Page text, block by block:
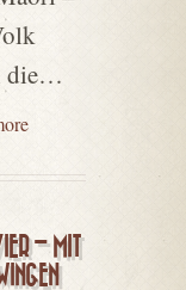
die…
– MIT